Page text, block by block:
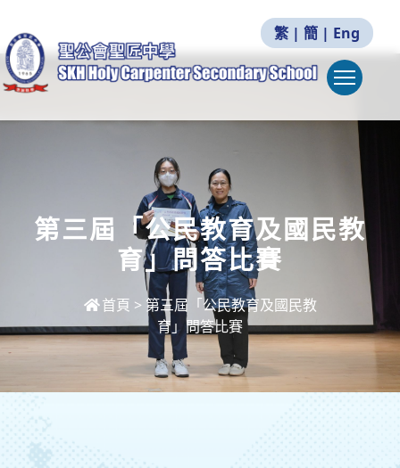
繁 | 簡 | Eng
第三屆「公民教育及國民教
育」問答比賽
首頁 > 第三屆「公民教育及國民教
育」問答比賽